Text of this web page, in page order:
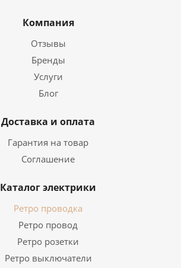
Компания
Отзывы
Бренды
Услуги
Блог
Доставка и оплата
Гарантия на товар
Соглашение
Каталог электрики
Ретро проводка
Ретро провод
Ретро розетки
Ретро выключатели